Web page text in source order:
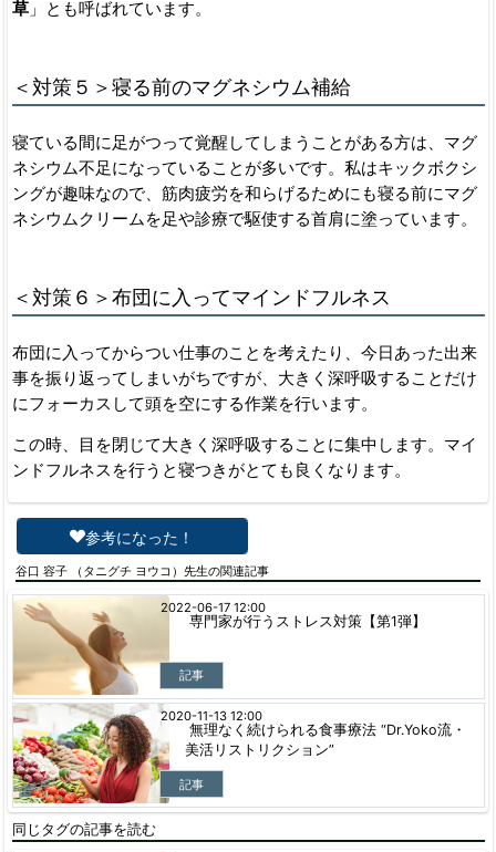
草」とも呼ばれています。
＜対策５＞寝る前のマグネシウム補給
寝ている間に足がつって覚醒してしまうことがある方は、マグ
ネシウム不足になっていることが多いです。私はキックボクシ
ングが趣味なので、筋肉疲労を和らげるためにも寝る前にマグ
ネシウムクリームを足や診療で駆使する首肩に塗っています。
＜対策６＞布団に入ってマインドフルネス
布団に入ってからつい仕事のことを考えたり、今日あった出来
事を振り返ってしまいがちですが、大きく深呼吸することだけ
にフォーカスして頭を空にする作業を行います。
この時、目を閉じて大きく深呼吸することに集中します。マイ
ンドフルネスを行うと寝つきがとても良くなります。
参考になった！
谷口 容子 （タニグチ ヨウコ）先生の関連記事
専門家が行うストレス対策【第1弾】
記事
2022-06-17 12:00
無理なく続けられる食事療法 “Dr.Yoko流・
美活リストリクション”
記事
2020-11-13 12:00
同じタグの記事を読む